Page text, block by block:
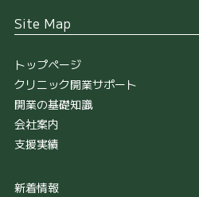
Site Map
トップページ
クリニック開業サポート
開業の基礎知識
会社案内
支援実績
新着情報